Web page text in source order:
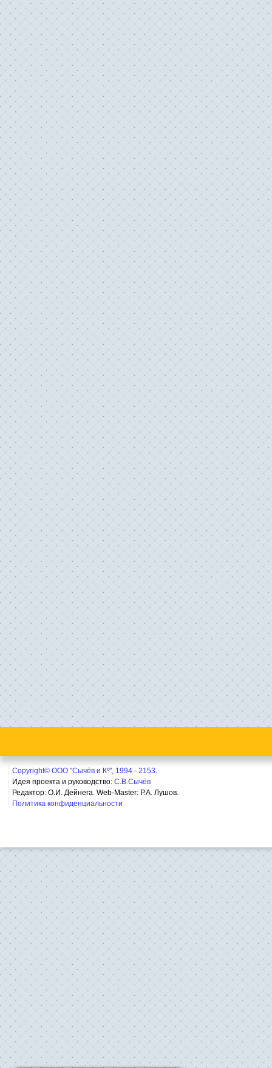
Copyright© ООО "Сычёв и Кº", 1994 - 2153.
Идея проекта и руководство: С.В.Сычёв
Редактор: О.И. Дейнега. Web-Master: Р.А. Лушов.
Политика конфиденциальности